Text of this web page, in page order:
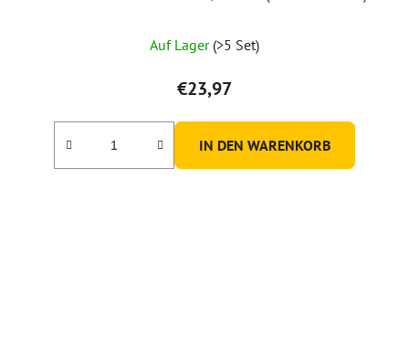
durchschnittliche
Produktbewertung
ist
5,0
von
Auf Lager (>5 Set)
€23,97
IN DEN WARENKORB